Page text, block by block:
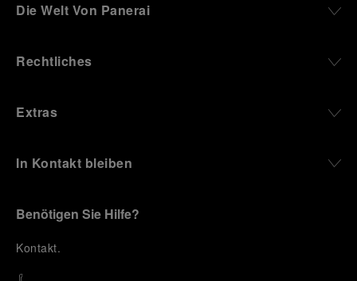
Die Welt Von Panerai
Rechtliches
Extras
In Kontakt bleiben
Benötigen Sie Hilfe?
Kontakt.